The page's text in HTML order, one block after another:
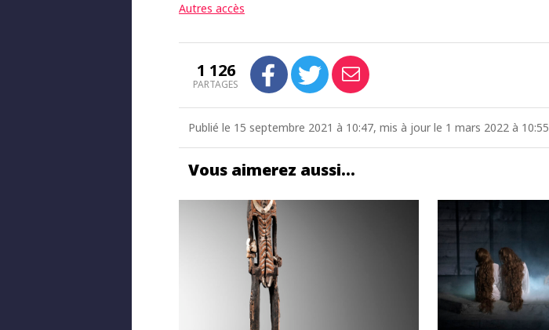
Autres accès
1 126
PARTAGES
Publié le 15 septembre 2021 à 10:47, mis à jour le 1 mars 2022 à 10:55
Vous aimerez aussi…